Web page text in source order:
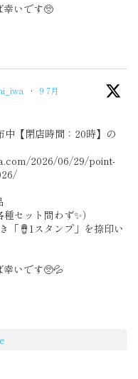
いです🥺
· 9 7月
【閉店時間：20時】の
2026/06/29/point-
セット問わず✨）
「🪘1スタンプ」を捺印い
いです🥺💦